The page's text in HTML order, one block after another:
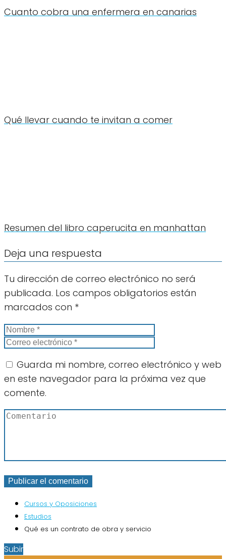
Cuanto cobra una enfermera en canarias
Qué llevar cuando te invitan a comer
Resumen del libro caperucita en manhattan
Deja una respuesta
Tu dirección de correo electrónico no será
publicada. Los campos obligatorios están
marcados con *
Guarda mi nombre, correo electrónico y web
en este navegador para la próxima vez que
comente.
Cursos y Oposiciones
Estudios
Qué es un contrato de obra y servicio
Subir